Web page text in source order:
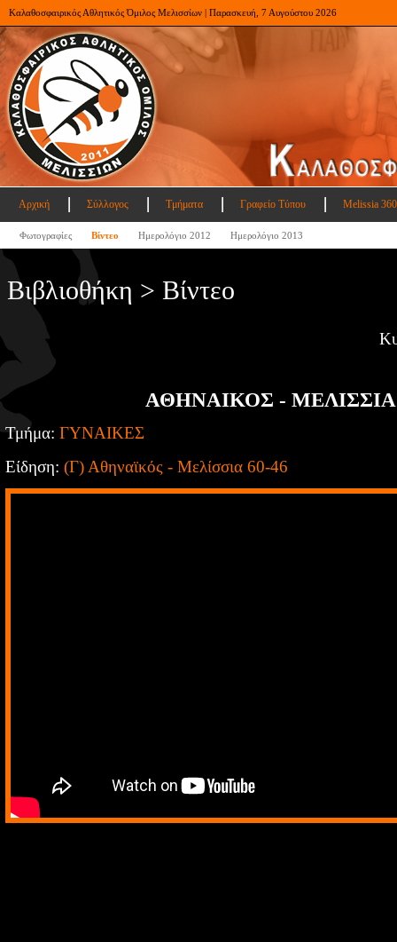
Καλαθοσφαιρικός Αθλητικός Όμιλος Μελισσίων | Παρασκευή, 7 Αυγούστου 2026
Αρχική Σύλλογος Τμήματα Γραφείο Τύπου Melissia
Φωτογραφίες Βίντεο Ημερολόγιο 2012 Ημερολόγιο 2013
Βιβλιοθήκη > Βίντεο
ΑΘΗΝΑΙΚΟΣ - ΜΕΛΙΣΣΙΑ
Τμήμα: ΓΥΝΑΙΚΕΣ
Είδηση: (Γ) Αθηναϊκός - Μελίσσια 60-46